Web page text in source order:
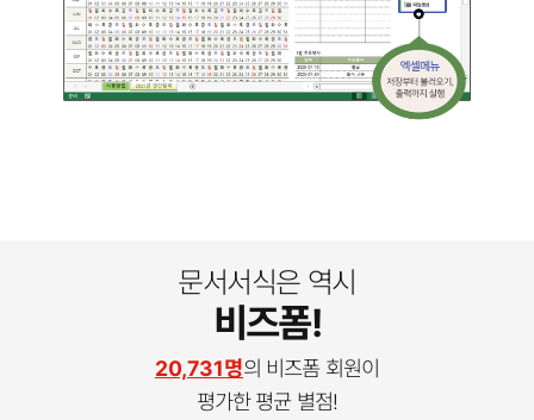
문서서식은 역시
비즈폼!
20,731명의 비즈폼 회원이
평가한 평균 별점!